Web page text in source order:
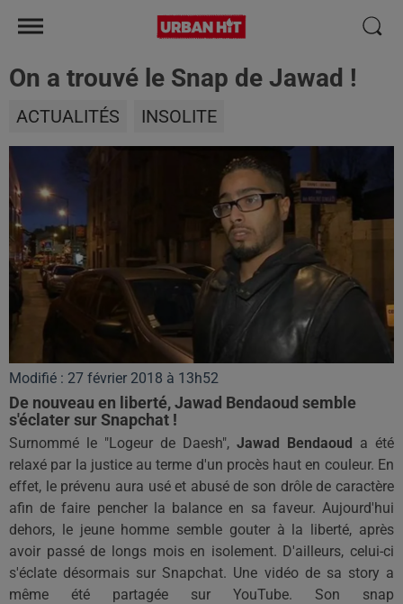
On a trouvé le Snap de Jawad !
ACTUALITÉS INSOLITE
Modifié : 27 février 2018 à 13h52
De nouveau en liberté, Jawad Bendaoud semble
s'éclater sur Snapchat !
Surnommé le "Logeur de Daesh", Jawad Bendaoud a été
relaxé par la justice au terme d'un procès haut en couleur. En
effet, le prévenu aura usé et abusé de son drôle de caractère
afin de faire pencher la balance en sa faveur. Aujourd'hui
dehors, le jeune homme semble gouter à la liberté, après
avoir passé de longs mois en isolement. D'ailleurs, celui-ci
s'éclate désormais sur Snapchat. Une vidéo de sa story a
même été partagée sur YouTube. Son snap